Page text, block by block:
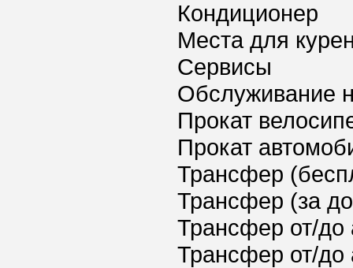
Кондиционер
Места для
Сервисы
Обслуживание
Прокат
Прокат
Трансфер
Трансфер (за
Трансфер от/до
Трансфер от/до